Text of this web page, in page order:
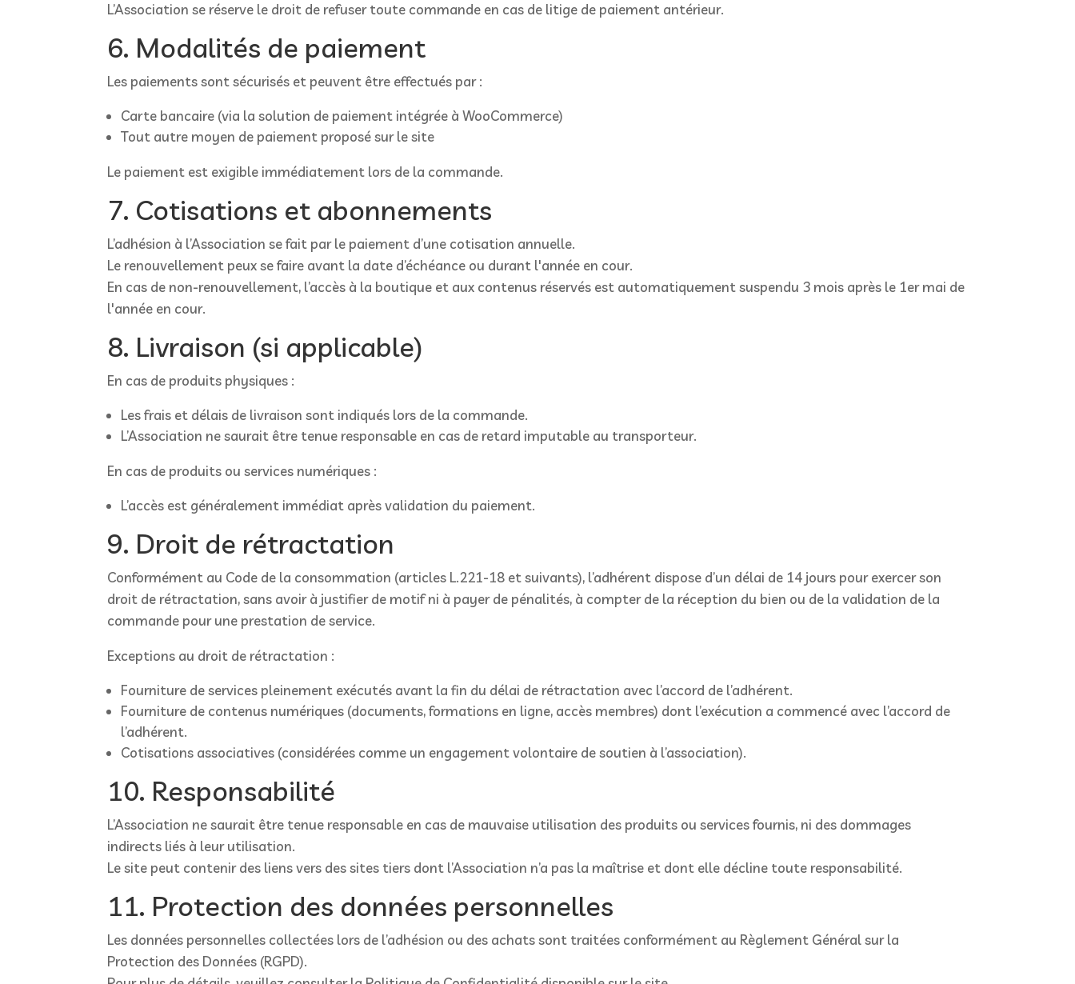
L’Association se réserve le droit de refuser toute commande en cas de litige de paiement antérieur.
6. Modalités de paiement
Les paiements sont sécurisés et peuvent être effectués par :
Carte bancaire (via la solution de paiement intégrée à WooCommerce)
Tout autre moyen de paiement proposé sur le site
Le paiement est exigible immédiatement lors de la commande.
7. Cotisations et abonnements
L’adhésion à l’Association se fait par le paiement d’une cotisation annuelle.
Le renouvellement peux se faire avant la date d’échéance ou durant l'année en cour.
En cas de non-renouvellement, l’accès à la boutique et aux contenus réservés est automatiquement suspendu 3 mois après le 1er mai de
l'année en cour.
8. Livraison (si applicable)
En cas de produits physiques :
Les frais et délais de livraison sont indiqués lors de la commande.
L’Association ne saurait être tenue responsable en cas de retard imputable au transporteur.
En cas de produits ou services numériques :
L’accès est généralement immédiat après validation du paiement.
9. Droit de rétractation
Conformément au Code de la consommation (articles L.221-18 et suivants), l’adhérent dispose d’un délai de 14 jours pour exercer son
droit de rétractation, sans avoir à justifier de motif ni à payer de pénalités, à compter de la réception du bien ou de la validation de la
commande pour une prestation de service.
Exceptions au droit de rétractation :
Fourniture de services pleinement exécutés avant la fin du délai de rétractation avec l’accord de l’adhérent.
Fourniture de contenus numériques (documents, formations en ligne, accès membres) dont l’exécution a commencé avec l’accord de
l’adhérent.
Cotisations associatives (considérées comme un engagement volontaire de soutien à l’association).
10. Responsabilité
L’Association ne saurait être tenue responsable en cas de mauvaise utilisation des produits ou services fournis, ni des dommages
indirects liés à leur utilisation.
Le site peut contenir des liens vers des sites tiers dont l’Association n’a pas la maîtrise et dont elle décline toute responsabilité.
11. Protection des données personnelles
Les données personnelles collectées lors de l’adhésion ou des achats sont traitées conformément au Règlement Général sur la
Protection des Données (RGPD).